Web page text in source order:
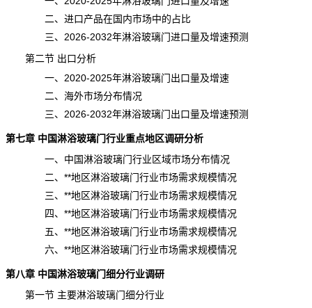
二、进口产品在国内市场中的占比
三、2026-2032年淋浴玻璃门进口量及增速预测
第二节 出口分析
一、2020-2025年淋浴玻璃门出口量及增速
二、海外市场分布情况
三、2026-2032年淋浴玻璃门出口量及增速预测
第七章 中国淋浴玻璃门行业重点地区调研分析
一、中国淋浴玻璃门行业区域市场分布情况
二、**地区淋浴玻璃门行业市场需求规模情况
三、**地区淋浴玻璃门行业市场需求规模情况
四、**地区淋浴玻璃门行业市场需求规模情况
五、**地区淋浴玻璃门行业市场需求规模情况
六、**地区淋浴玻璃门行业市场需求规模情况
第八章 中国淋浴玻璃门细分行业调研
第一节 主要淋浴玻璃门细分行业